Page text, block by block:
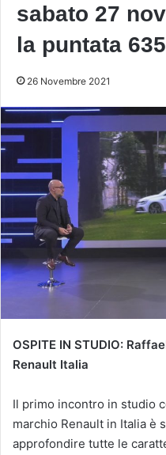
sabato 27
la puntata 635
26 Novembre 2021
OSPITE IN STUDIO:
Renault Italia
Il primo incontro in studio
marchio Renault in Italia è
approfondire tutte le